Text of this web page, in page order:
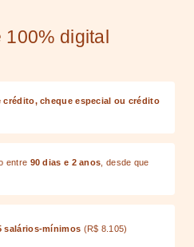
100% digital
crédito, cheque especial ou crédito
entre 90 dias e 2 anos , desde que
salários-mínimos (R$ 8.105)